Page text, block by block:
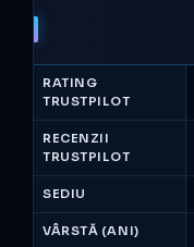
Capital
vs
Cei
5%
Compararea
Firmelor
de
(August
RATING
TRUSTPILOT
RECENZII
TRUSTPILOT
SEDIU
VÂRSTĂ (ANI)